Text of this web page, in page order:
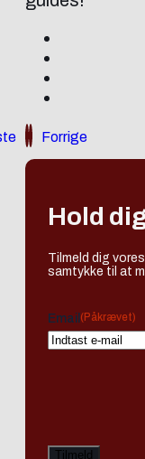
Forrige
Hold
Tilmeld dig
samtykke til at
Email (Påkrævet)